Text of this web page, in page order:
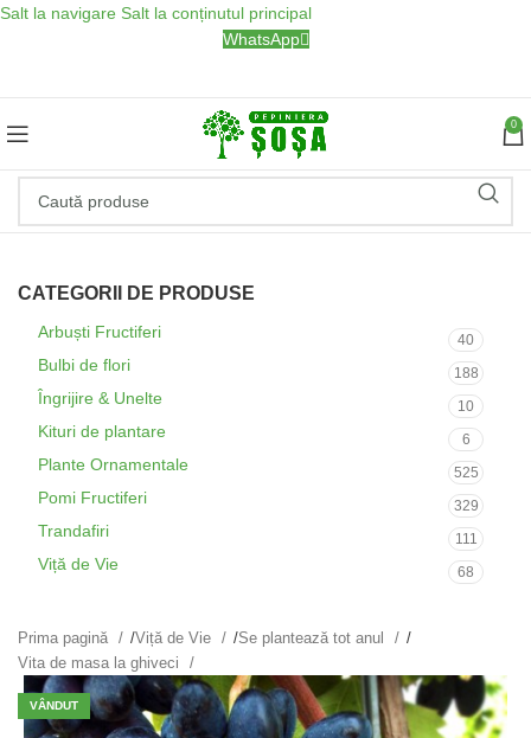
Salt la navigare Salt la conținutul principal
WhatsApp
0
CATEGORII DE PRODUSE
Arbuști Fructiferi 40
Bulbi de flori 188
Îngrijire & Unelte 10
Kituri de plantare 6
Plante Ornamentale 525
Pomi Fructiferi 329
Trandafiri 111
Viță de Vie 68
Prima pagină /Viță de Vie /Se plantează tot anul
/
Vita de masa la ghiveci
VÂNDUT